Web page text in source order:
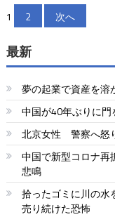
投
稿
の
ペ
ー
ジ
送
り
1 2 次へ
最新
夢の起業で資産を溶
中国が40年ぶりに門
北京女性 警察へ怒
中国で新型コロナ
悲鳴
拾ったゴミに川の
売り続けた恐怖